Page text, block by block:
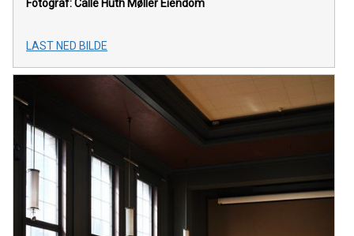
Fotograf: Calle Huth Møller Eiendom
LAST NED BILDE